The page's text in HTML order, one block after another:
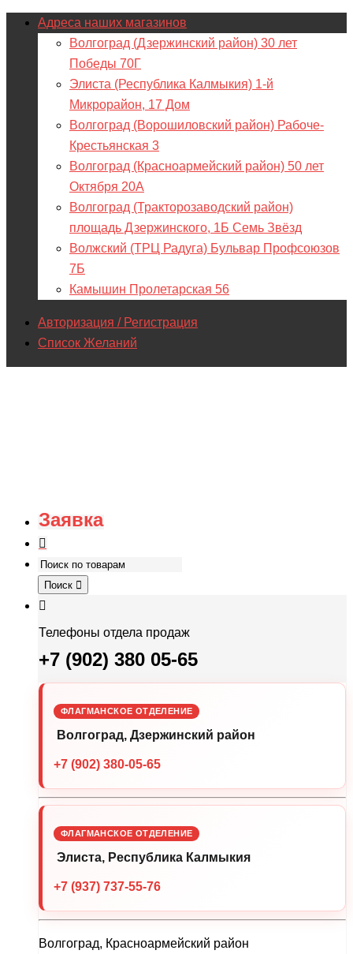
Адреса наших магазинов
Волгоград (Дзержинский район) 30 лет
Победы 70Г
Элиста (Республика Калмыкия) 1-й
Микрорайон, 17 Дом
Волгоград (Ворошиловский район) Рабоче-
Крестьянская 3
Волгоград (Красноармейский район) 50 лет
Октября 20А
Волгоград (Тракторозаводский район)
площадь Дзержинского, 1Б Семь Звёзд
Волжский (ТРЦ Радуга) Бульвар Профсоюзов
7Б
Камышин Пролетарская 56
Авторизация / Регистрация
Список Желаний
Заявка
Поиск
Телефоны отдела продаж
+7 (902) 380 05-65
ФЛАГМАНСКОЕ ОТДЕЛЕНИЕ
Волгоград, Дзержинский район
+7 (902) 380-05-65
ФЛАГМАНСКОЕ ОТДЕЛЕНИЕ
Элиста, Республика Калмыкия
+7 (937) 737-55-76
Волгоград, Красноармейский район